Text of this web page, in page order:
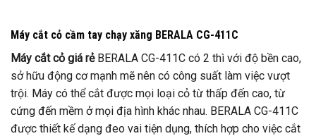
Máy cắt cỏ cầm tay chạy xăng BERALA CG-411C
Máy cắt cỏ giá rẻBERALA CG-411C có 2 thì với độ bền cao,
sở hữu động cơ mạnh mẽ nên có công suất làm việc vượt
trội. Máy có thể cắt được mọi loại cỏ từ thấp đến cao, từ
cứng đến mềm ở mọi địa hình khác nhau. BERALA CG-411C
được thiết kế dạng đeo vai tiện dụng, thích hợp cho việc cắt